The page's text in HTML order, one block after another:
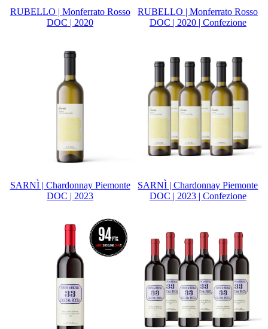
RUBELLO | Monferrato Rosso
DOC | 2020
RUBELLO | Monferrato Rosso
DOC | 2020 | Confezione
SARNÌ | Chardonnay Piemonte
DOC | 2023
SARNÌ | Chardonnay Piemonte
DOC | 2023 | Confezione